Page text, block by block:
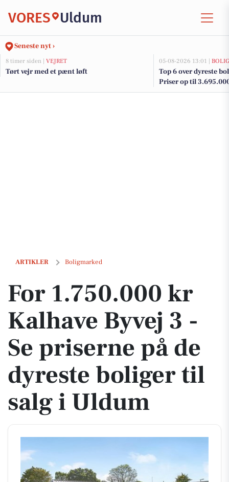
VORES Uldum
Seneste nyt ›
8 timer siden | VEJRET
Tørt vejr med et pænt løft
05-08-2026 13:01 |
Top 6 over dyreste
Priser op til
ARTIKLER Boligmarked
For 1.750.000 kr Kalhave Byvej 3 - Se priserne på de dyreste boliger
For 1.750.000 kr
Kalhave Byvej 3 -
Se priserne på de
dyreste boliger til
salg i Uldum